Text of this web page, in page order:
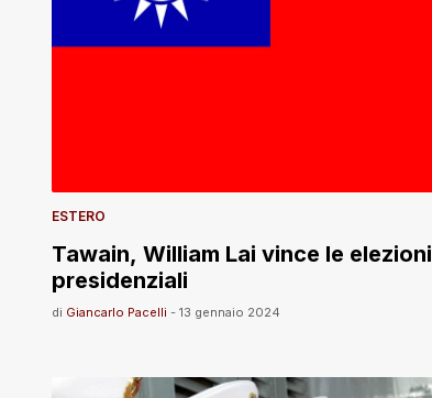
ESTERO
Tawain, William Lai vince le elezioni
presidenziali
di Giancarlo Pacelli - 13 gennaio 2024